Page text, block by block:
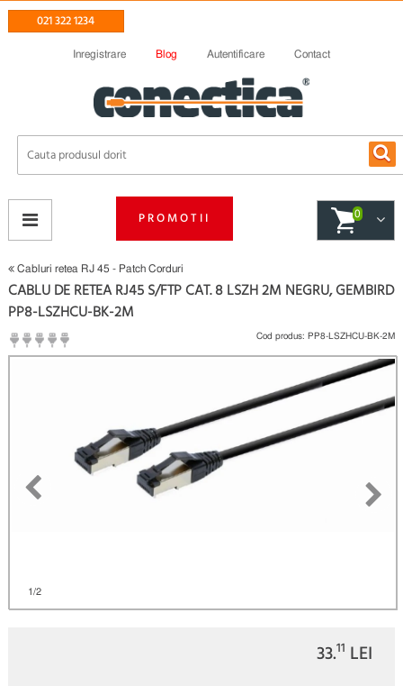
021 322 1234
Inregistrare Blog Autentificare Contact
PROMOTII 0
Cabluri retea RJ 45 - Patch Corduri
1/2
CABLU DE RETEA RJ45 S/FTP CAT. 8 LSZH 2M NEGRU, GEMBIRD
PP8-LSZHCU-BK-2M
(
Cod produs: PP8-LSZHCU-BK-2M
33.11 LEI